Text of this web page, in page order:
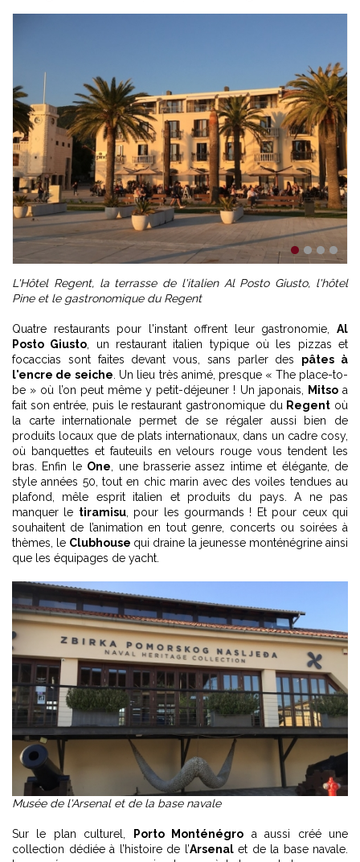
1 2 3 4
L'Hôtel Regent, la terrasse de l'italien Al Posto Giusto, l'hôtel
Pine et le gastronomique du Regent
Quatre restaurants pour l'instant offrent leur gastronomie, Al
Posto Giusto, un restaurant italien typique où les pizzas et
focaccias sont faites devant vous, sans parler des pâtes à
l'encre de seiche. Un lieu très animé, presque « The place-to-
be » où l’on peut même y petit-déjeuner ! Un japonais, Mitsoa
fait son entrée, puis le restaurant gastronomique du Regent où
la carte internationale permet de se régaler aussi bien de
produits locaux que de plats internationaux, dans un cadre cosy,
où banquettes et fauteuils en velours rouge vous tendent les
bras. Enfin le One, une brasserie assez intime et élégante, de
style années 50, tout en chic marin avec des voiles tendues au
plafond, mêle esprit italien et produits du pays. A ne pas
manquer le tiramisu, pour les gourmands ! Et pour ceux qui
souhaitent de l’animation en tout genre, concerts ou soirées à
thèmes, le Clubhouse qui draine la jeunesse monténégrine ainsi
que les équipages de yacht.
Musée de l'Arsenal et de la base navale
Sur le plan culturel, Porto Monténégro a aussi créé une
collection dédiée à l’histoire de l’Arsenalet de la base navale.